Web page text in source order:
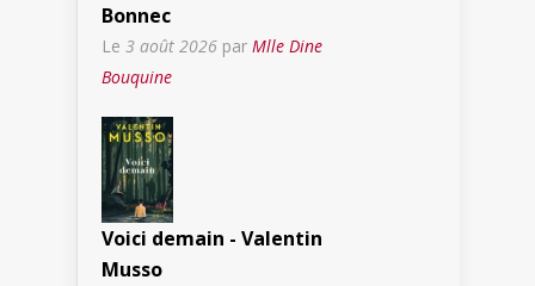
Bonnec
Le 3 août 2026 par Mlle Dine
Bouquine
Voici demain - Valentin
Musso